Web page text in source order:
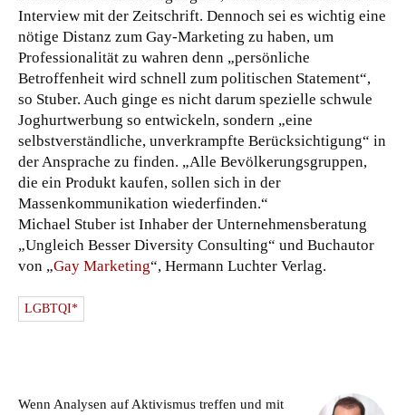
Interview mit der Zeitschrift. Dennoch sei es wichtig eine
nötige Distanz zum Gay-Marketing zu haben, um
Professionalität zu wahren denn „persönliche
Betroffenheit wird schnell zum politischen Statement“,
so Stuber. Auch ginge es nicht darum spezielle schwule
Joghurtwerbung so entwickeln, sondern „eine
selbstverständliche, unverkrampfte Berücksichtigung“ in
der Ansprache zu finden. „Alle Bevölkerungsgruppen,
die ein Produkt kaufen, sollen sich in der
Massenkommunikation wiederfinden.“
Michael Stuber ist Inhaber der Unternehmensberatung
„Ungleich Besser Diversity Consulting“ und Buchautor
von „Gay Marketing“, Hermann Luchter Verlag.
LGBTQI*
Wenn Analysen auf Aktivismus treffen und mit